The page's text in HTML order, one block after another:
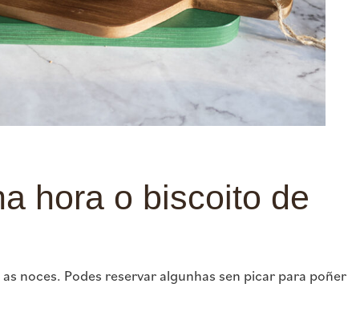
hora o biscoito de
noces. Podes reservar algunhas sen picar para poñer